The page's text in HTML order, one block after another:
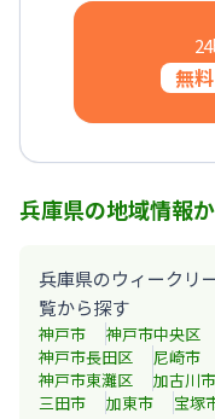
無料
兵庫県の地域情報
兵庫県のウィークリ
覧から探す
神戸市 神戸市中央区
神戸市長田区
尼崎市
神戸市東灘区
加古川市
三田市
加東市 宝塚